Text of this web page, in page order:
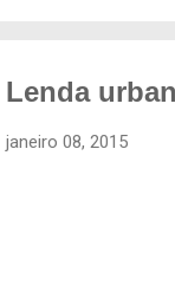
Lenda
janeiro 08, 2015